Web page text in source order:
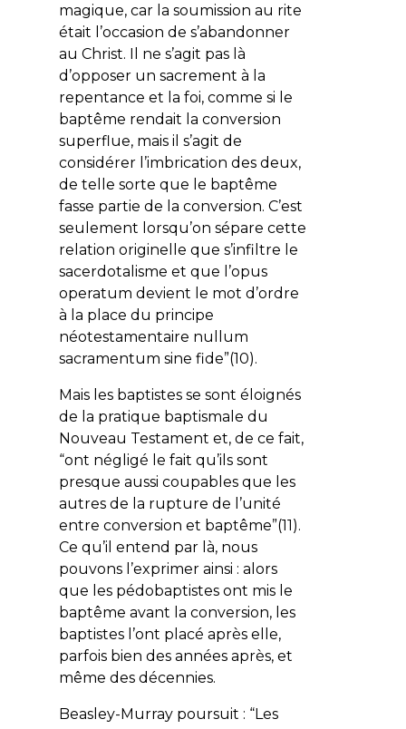
magique, car la soumission au rite
était l’occasion de s’abandonner
au Christ. Il ne s’agit pas là
d’opposer un sacrement à la
repentance et la foi, comme si le
baptême rendait la conversion
superflue, mais il s’agit de
considérer l’imbrication des deux,
de telle sorte que le baptême
fasse partie de la conversion. C’est
seulement lorsqu’on sépare cette
relation originelle que s’infiltre le
sacerdotalisme et que l’opus
operatum devient le mot d’ordre
à la place du principe
néotestamentaire nullum
sacramentum sine fide”(10).
Mais les baptistes se sont éloignés
de la pratique baptismale du
Nouveau Testament et, de ce fait,
“ont négligé le fait qu’ils sont
presque aussi coupables que les
autres de la rupture de l’unité
entre conversion et baptême”(11).
Ce qu’il entend par là, nous
pouvons l’exprimer ainsi : alors
que les pédobaptistes ont mis le
baptême avant la conversion, les
baptistes l’ont placé après elle,
parfois bien des années après, et
même des décennies.
Beasley-Murray poursuit : “Les